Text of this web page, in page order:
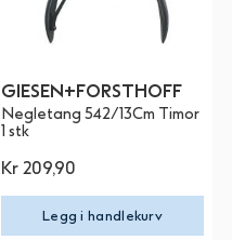
GIESEN+FORSTHOFF
Negletang 542/13Cm Timor
1 stk
Kr 209,90
Legg i handlekurv